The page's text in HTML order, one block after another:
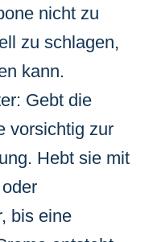
nicht zu
zu schlagen,
kann.
Gebt die
vorsichtig zur
Hebt sie mit
bis eine